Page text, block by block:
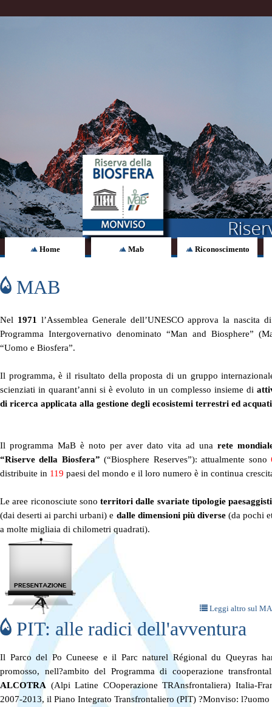
Home Mab Riconoscimento
MAB
Nel 1971 l’Assemblea Generale dell’UNESCO approva la nascita
Programma Intergovernativo denominato “Man and Biosphere”
“Uomo e Biosfera”.
Il programma, è il risultato della proposta di un gruppo
scienziati in quarant’anni si è evoluto in un complesso insieme di
di ricerca applicata alla gestione degli ecosistemi terrestri ed
Il programma MaB è noto per aver dato vita ad una rete
“Riserve della Biosfera” (“Biosphere Reserves”): attualmente sono
distribuite in 119 paesi del mondo e il loro numero è in continua
Le aree riconosciute sono territori dalle svariate tipologie
(dai deserti ai parchi urbani) e dalle dimensioni più diverse(da pochi
a molte migliaia di chilometri quadrati).
Leggi altro sul
PIT: alle radici dell'avventura
Il Parco del Po Cuneese e il Parc naturel Régional du Queyras
promosso, nell?ambito del Programma di cooperazione
ALCOTRA (Alpi Latine COoperazione TRAnsfrontaliera) Italia-
2007-2013, il Piano Integrato Transfrontaliero (PIT) ?Monviso: l?uomo